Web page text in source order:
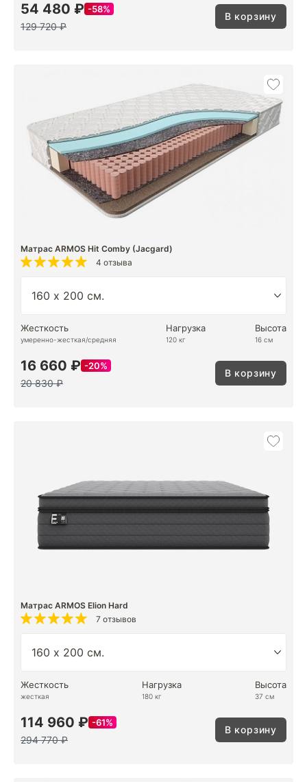
54 480 ₽ 58%
129 720 ₽
В корзину
Матрас ARMOS Hit Comby (Jacgard)
4 отзыва
Жесткость
умеренно-жесткая/средняя
Нагрузка
120 кг
Высота
16 см
16 660 ₽ 20%
20 830 ₽
В корзину
Матрас ARMOS Elion Hard
7 отзывов
Жесткость
жесткая
Нагрузка
180 кг
Высота
37 см
114 960 ₽ 61%
294 770 ₽
В корзину